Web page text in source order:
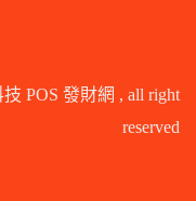
POS 發財網 , all right
reserved